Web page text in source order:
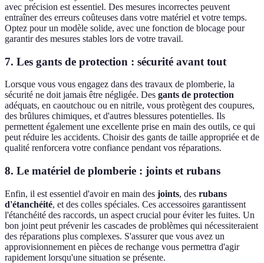
avec précision est essentiel. Des mesures incorrectes peuvent
entraîner des erreurs coûteuses dans votre matériel et votre temps.
Optez pour un modèle solide, avec une fonction de blocage pour
garantir des mesures stables lors de votre travail.
7. Les gants de protection : sécurité avant tout
Lorsque vous vous engagez dans des travaux de plomberie, la
sécurité ne doit jamais être négligée. Des gants de protection
adéquats, en caoutchouc ou en nitrile, vous protègent des coupures,
des brûlures chimiques, et d'autres blessures potentielles. Ils
permettent également une excellente prise en main des outils, ce qui
peut réduire les accidents. Choisir des gants de taille appropriée et de
qualité renforcera votre confiance pendant vos réparations.
8. Le matériel de plomberie : joints et rubans
Enfin, il est essentiel d'avoir en main des joints, des rubans
d'étanchéité, et des colles spéciales. Ces accessoires garantissent
l'étanchéité des raccords, un aspect crucial pour éviter les fuites. Un
bon joint peut prévenir les cascades de problèmes qui nécessiteraient
des réparations plus complexes. S'assurer que vous avez un
approvisionnement en pièces de rechange vous permettra d'agir
rapidement lorsqu'une situation se présente.